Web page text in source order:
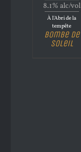
8.1% alc/vol
À l'Abri de la
tempête
Bombe de
Soleil